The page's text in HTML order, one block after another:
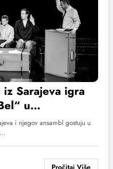
Sarajeva igra
u
i njegov ansambl gostuju u